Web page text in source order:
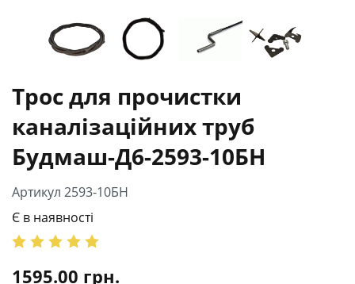
Трос для прочистки
каналізаційних труб
Будмаш-Д6-2593-10БН
Артикул 2593-10БН
Є в наявності
1595.00 грн.